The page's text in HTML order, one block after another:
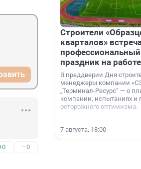
–0
Строители
кварталов»
профессиональный
праздник на работе
В преддверии Дня
менеджеры компании
„Терминал-Ресурс“ — о
компании, испытаниях и
осторожного оптимизма.
7 августа, 18:00